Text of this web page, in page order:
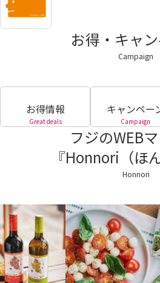
お得・キャ
Campaign
お得情報
Great deals
キャンペー
Campaign
フジのWEB
『Honnori（ほ
Honnori